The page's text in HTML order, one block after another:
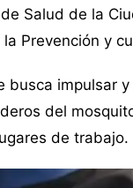
Salud de la
la Prevención y
busca impulsar
del
de trabajo.